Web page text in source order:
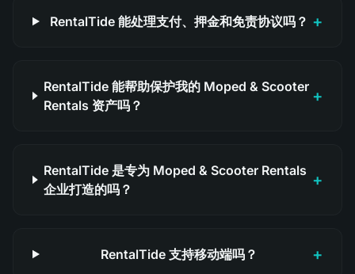
RentalTide 能处理支付、押金和免责协议吗？ +
RentalTide 能帮助保护我的 Moped & Scooter
Rentals 资产吗？
+
RentalTide 是专为 Moped & Scooter Rentals
企业打造的吗？
+
RentalTide 支持移动端吗？ +